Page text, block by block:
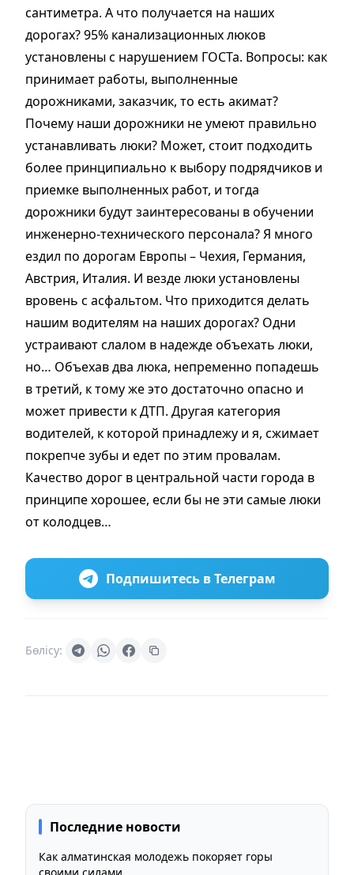
сантиметра. А что получается на наших
дорогах? 95% канализационных люков
установлены с нарушением ГОСТа. Вопросы: как
принимает работы, выполненные
дорожниками, заказчик, то есть акимат?
Почему наши дорожники не умеют правильно
устанавливать люки? Может, стоит подходить
более принципиально к выбору подрядчиков и
приемке выполненных работ, и тогда
дорожники будут заинтересованы в обучении
инженерно-технического персонала? Я много
ездил по дорогам Европы – Чехия, Германия,
Австрия, Италия. И везде люки установлены
вровень с асфальтом. Что приходится делать
нашим водителям на наших дорогах? Одни
устраивают слалом в надежде объехать люки,
но… Объехав два люка, непременно попадешь
в третий, к тому же это достаточно опасно и
может привести к ДТП. Другая категория
водителей, к которой принадлежу и я, сжимает
покрепче зубы и едет по этим провалам.
Качество дорог в центральной части города в
принципе хорошее, если бы не эти самые люки
от колодцев…
Подпишитесь в Телеграм
Бөлісу:
Последние новости
Как алматинская молодежь покоряет горы
своими силами